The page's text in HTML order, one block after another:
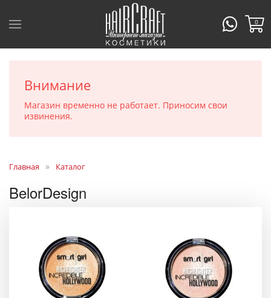
0
Внимание
Магазин временно не работает. Приносим свои
извинения.
Главная Каталог
BelorDesign